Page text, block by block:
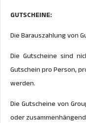
GUTSCHEINE:
Die Barauszahlung von
Die Gutscheine sind
Gutschein pro Person,
werden.
Die Gutscheine von
oder